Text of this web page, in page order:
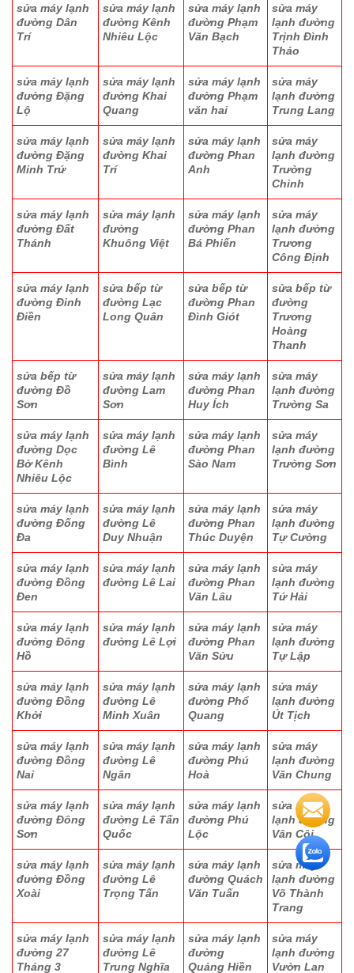
sửa máy lạnh
đường Dân
Trí
sửa máy lạnh
đường Kênh
Nhiêu Lộc
sửa máy lạnh
đường Phạm
Văn Bạch
sửa máy
lạnh đường
Trịnh Đình
Thảo
sửa máy lạnh
đường Đặng
Lộ
sửa máy lạnh
đường Khai
Quang
sửa máy lạnh
đường Phạm
văn hai
sửa máy
lạnh đường
Trung Lang
sửa máy lạnh
đường Đặng
Minh Trứ
sửa máy lạnh
đường Khai
Trí
sửa máy lạnh
đường Phan
Anh
sửa máy
lạnh đường
Trường
Chinh
sửa máy lạnh
đường Đất
Thánh
sửa máy lạnh
đường
Khuông Việt
sửa máy lạnh
đường Phan
Bá Phiến
sửa máy
lạnh đường
Trương
Công Định
sửa máy lạnh
đường Đinh
Điền
sửa bếp từ
đường Lạc
Long Quân
sửa bếp từ
đường Phan
Đình Giót
sửa bếp từ
đường
Trương
Hoàng
Thanh
sửa bếp từ
đường Đồ
Sơn
sửa máy lạnh
đường Lam
Sơn
sửa máy lạnh
đường Phan
Huy Ích
sửa máy
lạnh đường
Trường Sa
sửa máy lạnh
đường Dọc
Bờ Kênh
Nhiêu Lộc
sửa máy lạnh
đường Lê
Bình
sửa máy lạnh
đường Phan
Sào Nam
sửa máy
lạnh đường
Trường Sơn
sửa máy lạnh
đường Đống
Đa
sửa máy lạnh
đường Lê
Duy Nhuận
sửa máy lạnh
đường Phan
Thúc Duyện
sửa máy
lạnh đường
Tự Cường
sửa máy lạnh
đường Đồng
Đen
sửa máy lạnh
đường Lê Lai
sửa máy lạnh
đường Phan
Văn Lâu
sửa máy
lạnh đường
Tứ Hải
sửa máy lạnh
đường Đông
Hồ
sửa máy lạnh
đường Lê Lợi
sửa máy lạnh
đường Phan
Văn Sửu
sửa máy
lạnh đường
Tự Lập
sửa máy lạnh
đường Đồng
Khởi
sửa máy lạnh
đường Lê
Minh Xuân
sửa máy lạnh
đường Phổ
Quang
sửa máy
lạnh đường
Út Tịch
sửa máy lạnh
đường Đồng
Nai
sửa máy lạnh
đường Lê
Ngân
sửa máy lạnh
đường Phú
Hoà
sửa máy
lạnh đường
Văn Chung
sửa máy lạnh
đường Đông
Sơn
sửa máy lạnh
đường Lê Tấn
Quốc
sửa máy lạnh
đường Phú
Lộc
sửa máy
lạnh đường
Vân Côi
sửa máy lạnh
đường Đồng
Xoài
sửa máy lạnh
đường Lê
Trọng Tấn
sửa máy lạnh
đường Quách
Văn Tuấn
sửa máy
lạnh đường
Võ Thành
Trang
sửa máy lạnh
đường 27
Tháng 3
sửa máy lạnh
đường Lê
Trung Nghĩa
sửa máy lạnh
đường
Quảng Hiền
sửa máy
lạnh đường
Vườn Lan